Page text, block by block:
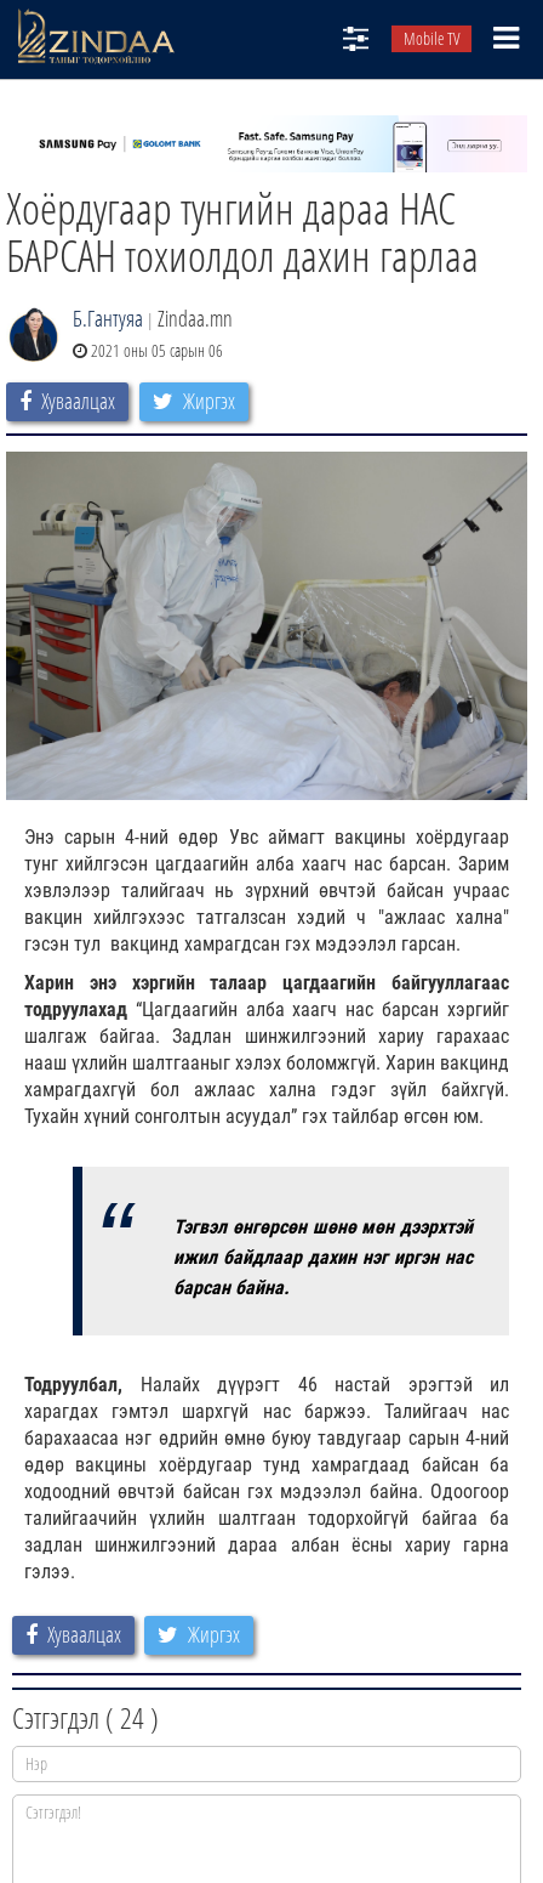
Mobile TV
ТВ8
ӨГЛӨӨНИЙ СОНИН
АУДИО ЗОХИОЛ
Xоёрдугаар тунгийн дараа НАС
БАРСАН тохиолдол дахин гарлаа
Б.Гантуяа | Zindaa.mn
2021 оны 05 сарын 06
Хуваалцах Жиргэх
Энэ сарын 4-ний өдөр Увс аймагт вакцины хоёрдугаар
тунг хийлгэсэн цагдаагийн алба хаагч нас барсан. Зарим
хэвлэлээр талийгаач нь зүрхний өвчтэй байсан учраас
вакцин хийлгэхээс татгалзсан хэдий ч "ажлаас хална"
гэсэн тул вакцинд хамрагдсан гэх мэдээлэл гарсан.
Харин энэ хэргийн талаар цагдаагийн байгууллагаас
тодруулахад “Цагдаагийн алба хаагч нас барсан хэргийг
шалгаж байгаа. Задлан шинжилгээний хариу гарахаас
нааш үхлийн шалтгааныг хэлэх боломжгүй. Харин вакцинд
хамрагдахгүй бол ажлаас хална гэдэг зүйл байхгүй.
Тухайн хүний сонголтын асуудал” гэх тайлбар өгсөн юм.
Тэгвэл өнгөрсөн шөнө мөн дээрхтэй
ижил байдлаар дахин нэг иргэн нас
барсан байна.
Тодруулбал, Налайх дүүрэгт 46 настай эрэгтэй ил
харагдах гэмтэл шархгүй нас баржээ. Талийгаач нас
барахаасаа нэг өдрийн өмнө буюу тавдугаар сарын 4-ний
өдөр вакцины хоёрдугаар тунд хамрагдаад байсан ба
ходоодний өвчтэй байсан гэх мэдээлэл байна. Одоогоор
талийгаачийн үхлийн шалтгаан тодорхойгүй байгаа ба
задлан шинжилгээний дараа албан ёсны хариу гарна
гэлээ.
Хуваалцах Жиргэх
Сэтгэгдэл (24)